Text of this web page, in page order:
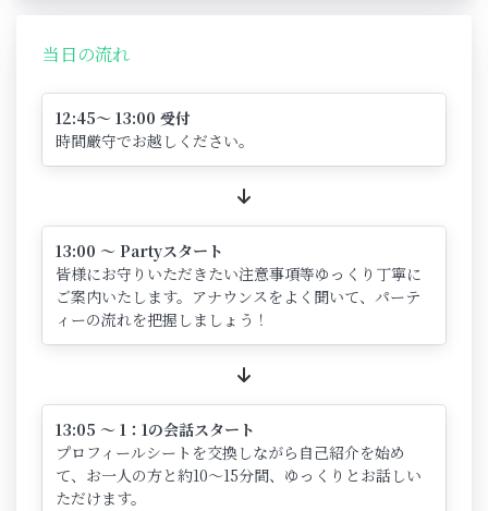
当日の流れ
12:45～ 13:00 受付
時間厳守でお越しください。
13:00 ～ Partyスタート
皆様にお守りいただきたい注意事項等ゆっくり丁寧に
ご案内いたします。アナウンスをよく聞いて、パーテ
ィーの流れを把握しましょう！
13:05 ～ 1：1の会話スタート
プロフィールシートを交換しながら自己紹介を始め
て、お一人の方と約10～15分間、ゆっくりとお話しい
ただけます。